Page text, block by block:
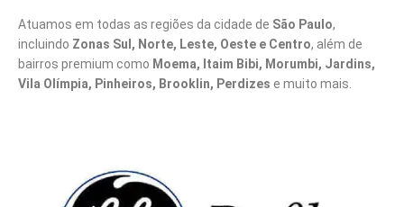
Atuamos em todas as regiões da cidade de São Paulo,
incluindo Zonas Sul, Norte, Leste, Oeste e Centro, além de
bairros premium como Moema, Itaim Bibi, Morumbi, Jardins,
Vila Olímpia, Pinheiros, Brooklin, Perdizes e muito mais.